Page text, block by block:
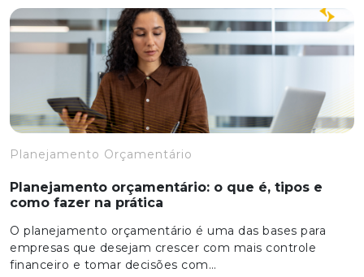
Planejamento Orçamentário
Planejamento orçamentário: o que é, tipos e
como fazer na prática
O planejamento orçamentário é uma das bases para
empresas que desejam crescer com mais controle
financeiro e tomar decisões com…